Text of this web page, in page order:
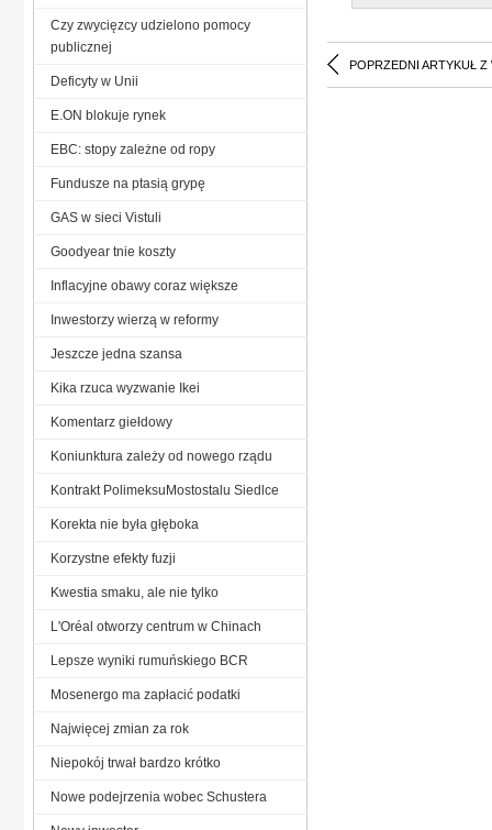
POPRZEDNI ARTYKUŁ Z
Czy zwycięzcy udzielono pomocy
publicznej
Deficyty w Unii
E.ON blokuje rynek
EBC: stopy zależne od ropy
Fundusze na ptasią grypę
GAS w sieci Vistuli
Goodyear tnie koszty
Inflacyjne obawy coraz większe
Inwestorzy wierzą w reformy
Jeszcze jedna szansa
Kika rzuca wyzwanie Ikei
Komentarz giełdowy
Koniunktura zależy od nowego rządu
Kontrakt PolimeksuMostostalu Siedlce
Korekta nie była głęboka
Korzystne efekty fuzji
Kwestia smaku, ale nie tylko
L'Oréal otworzy centrum w Chinach
Lepsze wyniki rumuńskiego BCR
Mosenergo ma zapłacić podatki
Najwięcej zmian za rok
Niepokój trwał bardzo krótko
Nowe podejrzenia wobec Schustera